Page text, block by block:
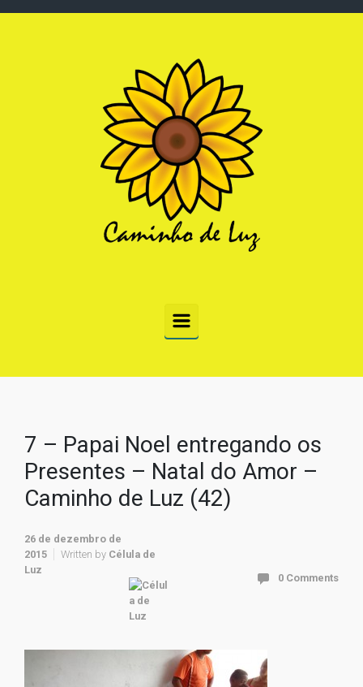
7 – Papai Noel entregando os
Presentes – Natal do Amor –
Caminho de Luz (42)
26 de dezembro de
2015
Written by Célula de
Luz
0 Comments